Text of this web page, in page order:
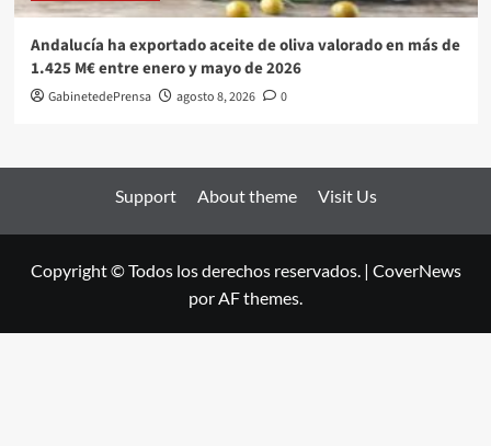
Andalucía ha exportado aceite de oliva valorado en más de
1.425 M€ entre enero y mayo de 2026
GabinetedePrensa agosto 8, 2026 0
Support About theme Visit Us
Copyright © Todos los derechos reservados. | CoverNews
por AF themes.